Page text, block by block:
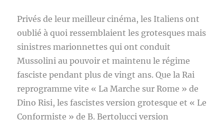
Privés de leur meilleur cinéma, les Italiens ont
oublié à quoi ressemblaient les grotesques mais
sinistres marionnettes qui ont conduit
Mussolini au pouvoir et maintenu le régime
fasciste pendant plus de vingt ans. Que la Rai
reprogramme vite « La Marche sur Rome » de
Dino Risi, les fascistes version grotesque et « Le
Conformiste » de B. Bertolucci version